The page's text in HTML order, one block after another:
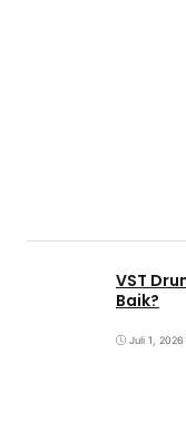
VST
Baik?
Juli 1, 2026